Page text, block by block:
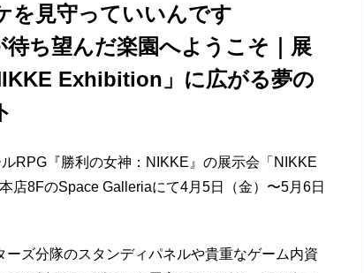
を見守っていいんです
望んだ楽園へようこそ｜展
Exhibition」に広がる夢の
RPG『勝利の女神：NIKKE』の展示会「NIKKE
店8FのSpace Galleriaにて4月5日（金）〜5月6日
ズ分隊のスタンディパネルや貴重なゲーム内資